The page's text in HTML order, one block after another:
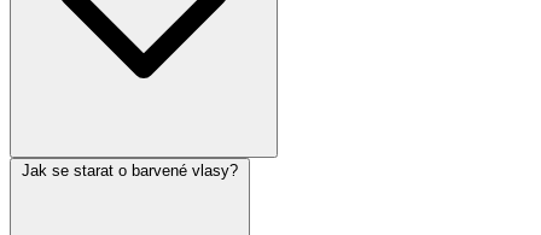
Jak se starat o barvené vlasy?